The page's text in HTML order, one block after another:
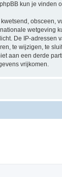
kun je vinden
obsceen,
De IP-adressen
te wijzigen, te
aan een derde
vrijkomen.